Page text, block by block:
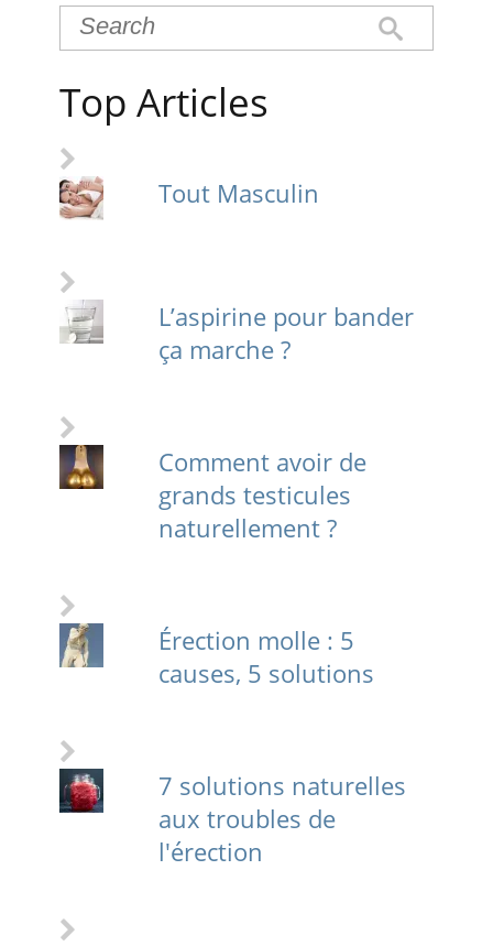
Top Articles
Tout Masculin
L’aspirine pour bander
ça marche ?
Comment avoir de
grands testicules
naturellement ?
Érection molle : 5
causes, 5 solutions
7 solutions naturelles
aux troubles de
l'érection